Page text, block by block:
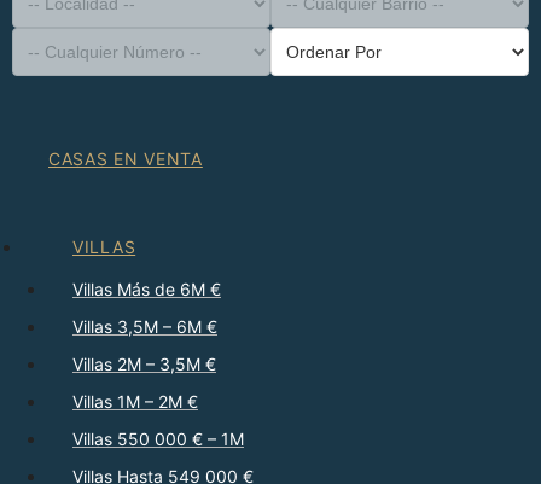
-- Tipo de Propiedad --
Distrito
-- Localidad --
-- Cualquier Barrio --
-- Cualquier Número --
Ordenar Por
CASAS EN VENTA
VILLAS
Villas Más de 6M €
Villas 3,5M – 6M €
Villas 2M – 3,5M €
Villas 1M – 2M €
Villas 550 000 € – 1M
Villas Hasta 549 000 €